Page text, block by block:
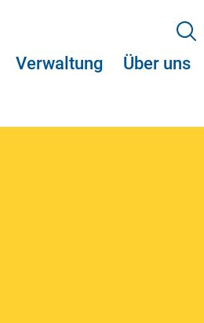
Verwaltung
Über uns